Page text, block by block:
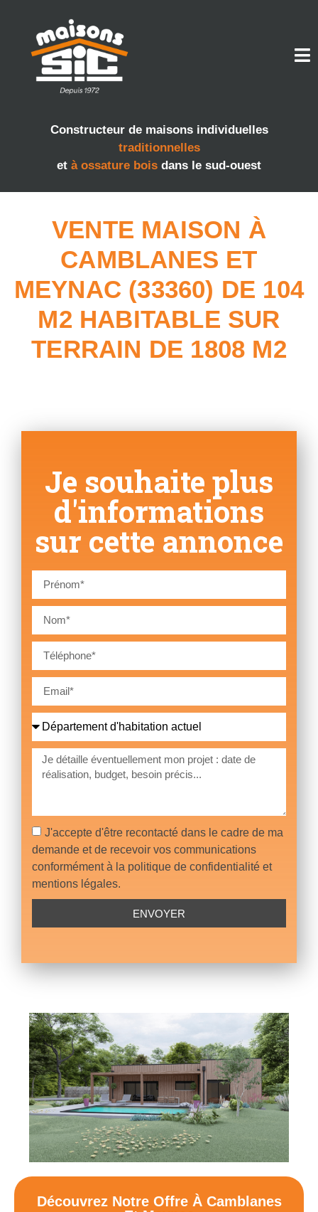
Constructeur de maisons individuelles
traditionnelles
et à ossature bois dans le sud-ouest
VENTE MAISON À
CAMBLANES ET
MEYNAC (33360) DE 104
M2 HABITABLE SUR
TERRAIN DE 1808 M2
Je souhaite plus
d'informations
sur cette annonce
J'accepte d'être recontacté dans le cadre de ma
demande et de recevoir vos communications
conformément à la politique de confidentialité et
mentions légales.
ENVOYER
Découvrez Notre Offre À Camblanes